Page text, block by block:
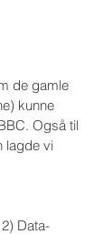
de gamle
kunne
Også til
lagde vi
Data-